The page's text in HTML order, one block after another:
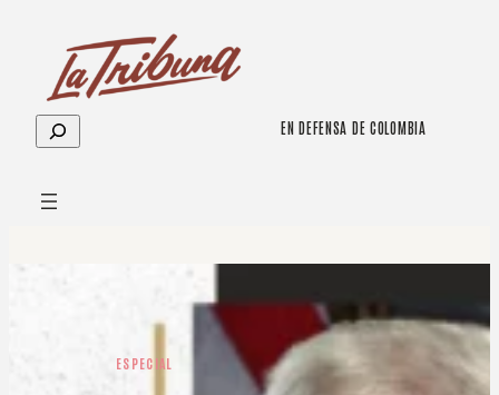
contenido
Buscar EN DEFENSA DE COLOMBIA
ESPECIAL